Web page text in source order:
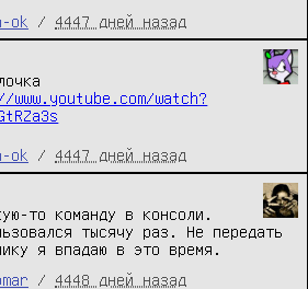
ok / 4447 дней назад
watch?
ok / 4447 дней назад
то команду в консоли.
тысячу раз. Не передать
я впадаю в это время.
/ 4448 дней назад